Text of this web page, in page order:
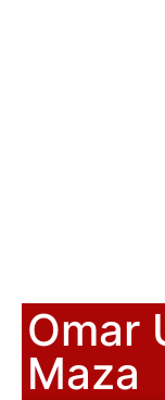
Omar
Maza